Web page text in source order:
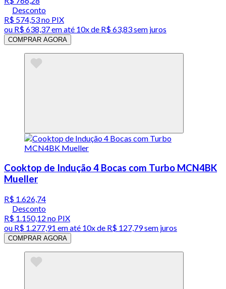
Desconto
R$ 574,53no PIX
ou R$ 638,37em até 10x de R$ 63,83 sem juros
COMPRAR AGORA
Cooktop de Indução 4 Bocas com Turbo MCN4BK
Mueller
R$ 1.626,74
Desconto
R$ 1.150,12 no PIX
ou R$ 1.277,91 em até 10x de R$ 127,79 sem juros
COMPRAR AGORA